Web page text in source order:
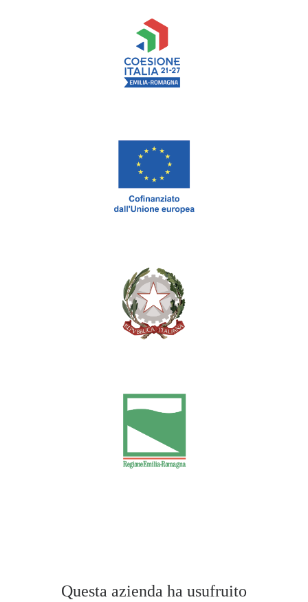
Questa azienda ha usufruito